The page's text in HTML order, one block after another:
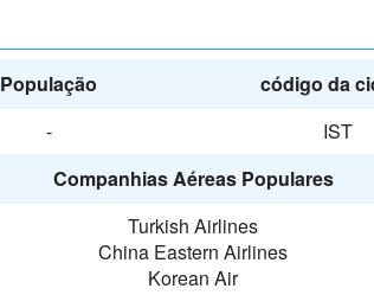
População
código da
-
IST
Companhias Aéreas Populares
Turkish Airlines
China Eastern Airlines
Korean Air